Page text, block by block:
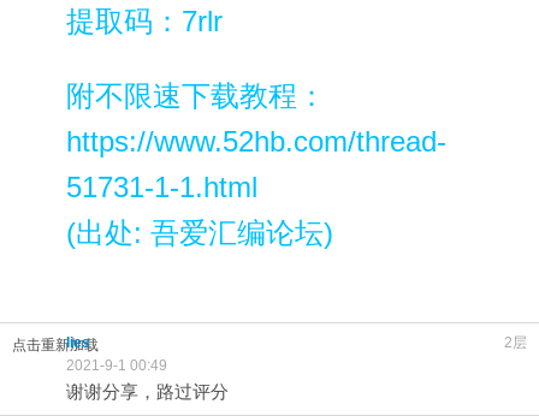
提取码：7rlr
附不限速下载教程：
https://www.52hb.com/thread-
51731-1-1.html
(出处: 吾爱汇编论坛)
点击重新加载 2层
lies
2021-9-1 00:49
谢谢分享，路过评分